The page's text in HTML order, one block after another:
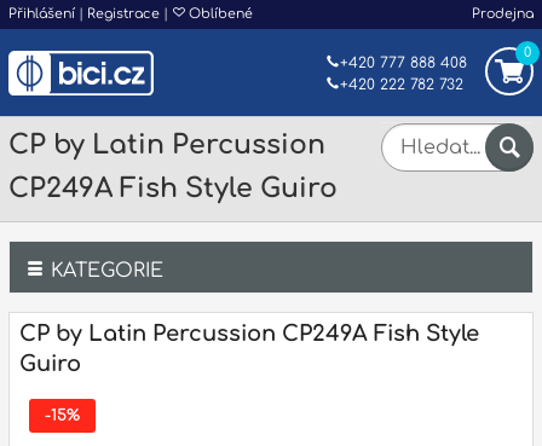
Přihlášení | Registrace | Oblíbené Prodejna
0
+420 777 888 408
+420 222 782 732
CP by Latin Percussion
CP249A Fish Style Guiro
KATEGORIE
Bicí
Kytary a strunné nástroje
CP by Latin Percussion CP249A Fish Style
Guiro
-15%